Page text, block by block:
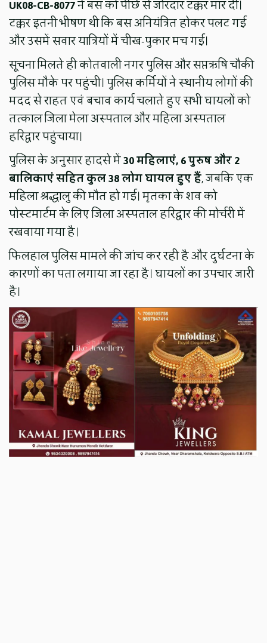
UK08-CB-8077ने बस को पीछे से जोरदार टक्कर मार दी।
टक्कर इतनी भीषण थी कि बस अनियंत्रित होकर पलट गई
और उसमें सवार यात्रियों में चीख-पुकार मच गई।
सूचना मिलते ही कोतवाली नगर पुलिस और सप्तऋषि चौकी
पुलिस मौके पर पहुंची। पुलिस कर्मियों ने स्थानीय लोगों की
मदद से राहत एवं बचाव कार्य चलाते हुए सभी घायलों को
तत्काल जिला मेला अस्पताल और महिला अस्पताल
हरिद्वार पहुंचाया।
पुलिस के अनुसार हादसे में30 महिलाएं, 6 पुरुष और 2
बालिकाएं सहित कुल 38 लोग घायल हुए हैं, जबकि एक
महिला श्रद्धालु की मौत हो गई। मृतका के शव को
पोस्टमार्टम के लिए जिला अस्पताल हरिद्वार की मोर्चरी में
रखवाया गया है।
फिलहाल पुलिस मामले की जांच कर रही है और दुर्घटना के
कारणों का पता लगाया जा रहा है। घायलों का उपचार जारी
है।